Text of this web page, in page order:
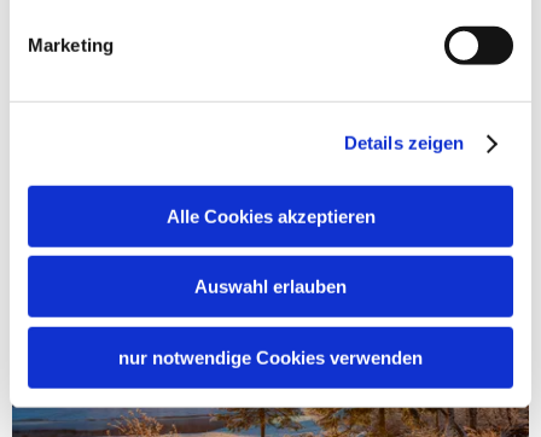
Marketing
Details zeigen
Alle Cookies akzeptieren
Auswahl erlauben
nur notwendige Cookies verwenden
Langlaufen im Chiemgau - Abenteuer für alle